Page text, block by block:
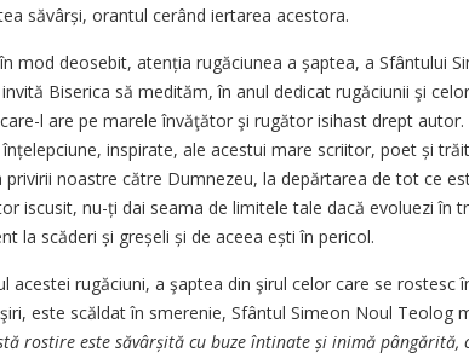
săvârși, orantul cerând iertarea acestora.
mod deosebit, atenția rugăciunea a șaptea, a Sfântului
Biserica să medităm, în anul dedicat rugăciunii şi
l are pe marele învăţător şi rugător isihast drept
inspirate, ale acestui mare scriitor, poet și
privirii noastre către Dumnezeu, la depărtarea de tot ce
iscusit, nu-ți dai seama de limitele tale dacă evoluezi în
la scăderi și greșeli și de aceea ești în pericol.
acestei rugăciuni, a şaptea din şirul celor care se rostesc
este scăldat în smerenie, Sfântul Simeon Noul Teolog
rostire este săvârșită cu buze întinate și inimă pângărită,